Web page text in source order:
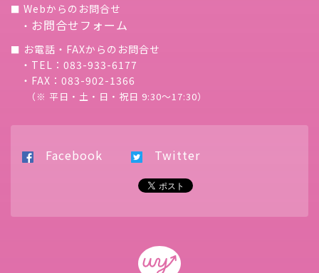
■ Webからのお問合せ
・ お問合せフォーム
■ お電話・FAXからのお問合せ
・TEL：083-933-6177
・FAX：083-902-1366
（※ 平日・土・日・祝日 9:30〜17:30）
Facebook Twitter